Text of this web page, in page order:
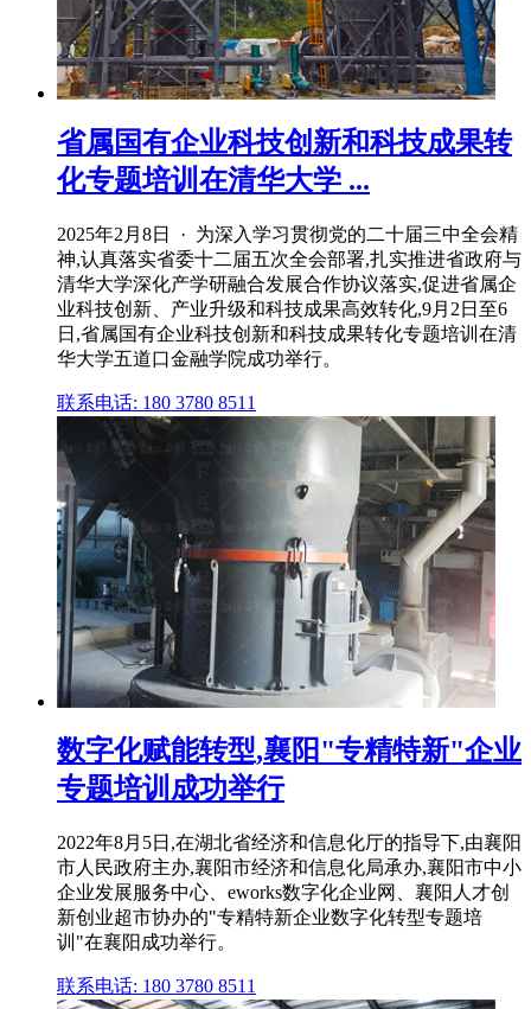
省属国有企业科技创新和科技成果转
化专题培训在清华大学 ...
2025年2月8日 · 为深入学习贯彻党的二十届三中全会精
神,认真落实省委十二届五次全会部署,扎实推进省政府与
清华大学深化产学研融合发展合作协议落实,促进省属企
业科技创新、产业升级和科技成果高效转化,9月2日至6
日,省属国有企业科技创新和科技成果转化专题培训在清
华大学五道口金融学院成功举行。
联系电话: 180 3780 8511
数字化赋能转型,襄阳"专精特新"企业
专题培训成功举行
2022年8月5日,在湖北省经济和信息化厅的指导下,由襄阳
市人民政府主办,襄阳市经济和信息化局承办,襄阳市中小
企业发展服务中心、eworks数字化企业网、襄阳人才创
新创业超市协办的"专精特新企业数字化转型专题培
训"在襄阳成功举行。
联系电话: 180 3780 8511